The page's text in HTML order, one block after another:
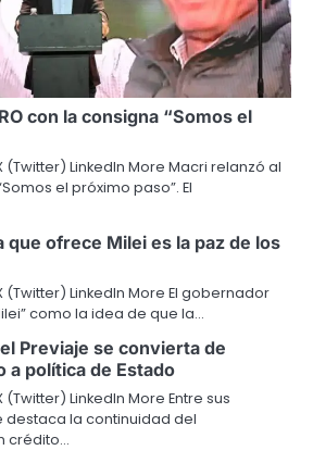
con la consigna “Somos el
(Twitter) LinkedIn More Macri relanzó al
el próximo paso”. El
que ofrece Milei es la paz de los
(Twitter) LinkedIn More El gobernador
como la idea de que la…
Previaje se convierta de
a política de Estado
LinkedIn More Entre sus
destaca la continuidad del
crédito…